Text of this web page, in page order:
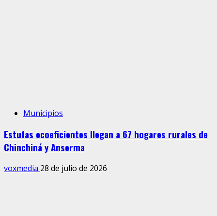
Municipios
Estufas ecoeficientes llegan a 67 hogares rurales de
Chinchiná y Anserma
voxmedia 28 de julio de 2026